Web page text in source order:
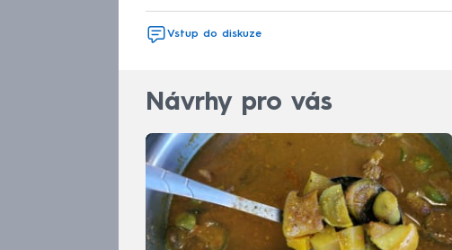
Vstup do diskuze
Návrhy pro vás